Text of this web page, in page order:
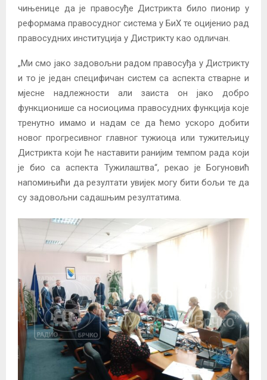
чињенице да је правосуђе Дистрикта било пионир у
реформама правосудног система у БиХ те оцијенио рад
правосудних институција у Дистрикту као одличан.
„Ми смо јако задовољни радом правосуђа у Дистрикту
и то је један специфичан систем са аспекта стварне и
мјесне надлежности али заиста он јако добро
функционише са носиоцима правосудних функција које
тренутно имамо и надам се да ћемо ускоро добити
новог прогресивног главног тужиоца или тужитељицу
Дистрикта који ће наставити ранијим темпом рада који
је био са аспекта Тужилаштва“, рекао је Богуновић
напомињићи да резултати увијек могу бити бољи те да
су задовољни садашњим резултатима.